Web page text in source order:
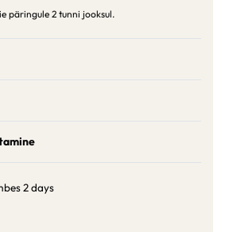
päringule 2 tunni jooksul.
2 days